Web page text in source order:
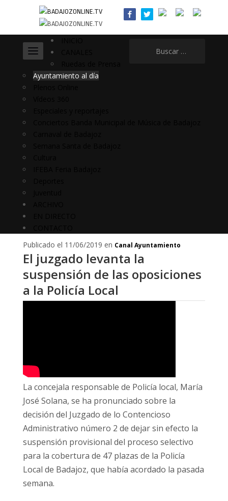
Ayuntamiento al día
Publicado el 11/06/2019 en Canal Ayuntamiento
El juzgado levanta la
suspensión de las oposiciones
a la Policía Local
La concejala responsable de Policía local, María
José Solana, se ha pronunciado sobre la
decisión del Juzgado de lo Contencioso
Administrativo número 2 de dejar sin efecto la
suspensión provisional del proceso selectivo
para la cobertura de 47 plazas de la Policía
Local de Badajoz, que había acordado la pasada
semana.